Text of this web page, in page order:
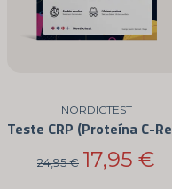
NORDICTEST
24,95 € 17,95 €